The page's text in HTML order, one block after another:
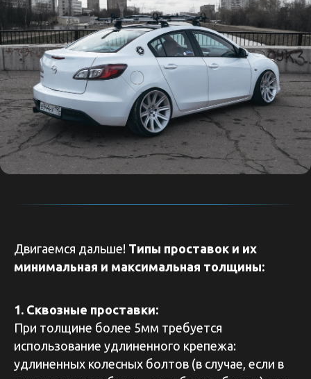
Двигаемся дальше! Типы проставок и их
минимальная и максимальная толщины:
1. Сквозные проставки:
При толщине более 5мм требуется
использование удлиненного крепежа:
удлиненных колесных болтов (в случае, если в